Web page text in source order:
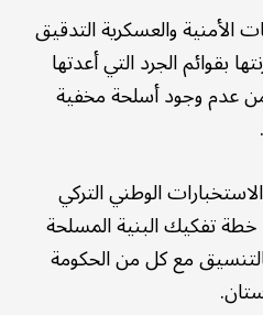
الأمنية والعسكرية التدقيق
بقوائم الجرد التي أعدتها
من عدم وجود أسلحة مخفية
الوطني التركي
تفكيك البنية المسلحة
مع كل من الحكومة